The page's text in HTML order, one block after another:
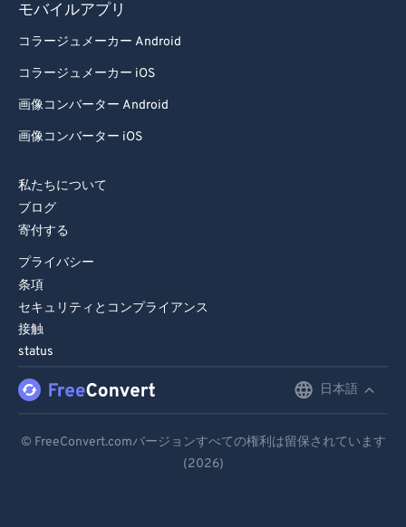
モバイルアプリ
コラージュメーカー Android
コラージュメーカー iOS
画像コンバーター Android
画像コンバーター iOS
私たちについて
ブログ
寄付する
プライバシー
条項
セキュリティとコンプライアンス
接触
status
日本語
Español
© FreeConvert.comバージョンすべての権利は留保されています
(2026)